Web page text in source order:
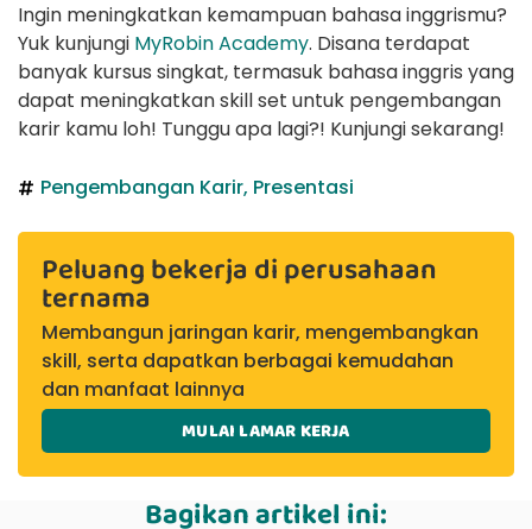
Ingin meningkatkan kemampuan bahasa inggrismu?
Yuk kunjungi MyRobin Academy. Disana terdapat
banyak kursus singkat, termasuk bahasa inggris yang
dapat meningkatkan skill set untuk pengembangan
karir kamu loh! Tunggu apa lagi?! Kunjungi sekarang!
Pengembangan Karir, Presentasi
Peluang bekerja di perusahaan
ternama
Membangun jaringan karir, mengembangkan
skill, serta dapatkan berbagai kemudahan
dan manfaat lainnya
MULAI LAMAR KERJA
Bagikan artikel ini: